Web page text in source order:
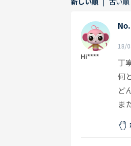
Hi****
18/
丁
何
ど
ま